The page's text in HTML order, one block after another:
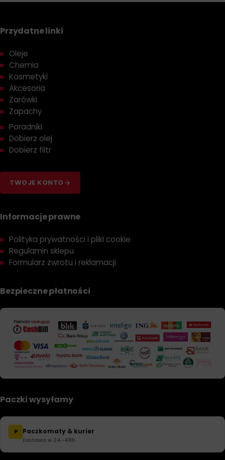
Przydatne linki
Oleje
Chemia
Kosmetyki
Akcesoria
Żarówki
Zapachy
Poradniki
Dobierz olej
Dobierz filtr
TWOJE KONTO
Informacje prawne
Polityka prywatności i pliki cookie
Regulamin sklepu
Formularz zwrotu i reklamacji
Bezpieczne płatności
Paczki wysyłamy
P Paczkomaty & kurier
Dostawa w 24–48h